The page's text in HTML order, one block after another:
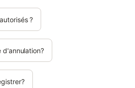
?
d'annulation?